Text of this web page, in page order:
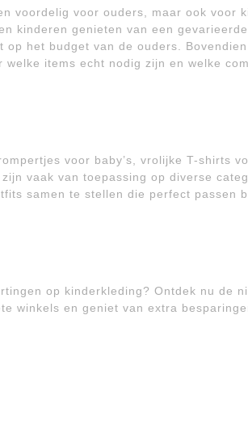
voordelig voor ouders, maar ook voor
kinderen genieten van een
het budget van de ouders.
welke items echt nodig zijn en welke
voor baby’s, vrolijke T-shirts
vaak van toepassing op diverse
samen te stellen die perfect passen
op kinderkleding? Ontdek nu de
winkels en geniet van extra